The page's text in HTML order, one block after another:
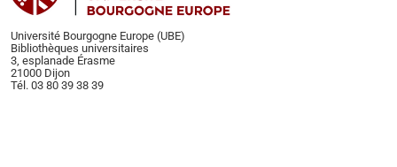
Université Bourgogne Europe (UBE)
Bibliothèques universitaires
3, esplanade Érasme
21000 Dijon
Tél. 03 80 39 38 39